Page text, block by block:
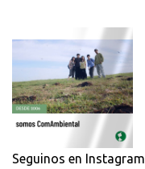
e
t
a
i
Seguinos en Instagram